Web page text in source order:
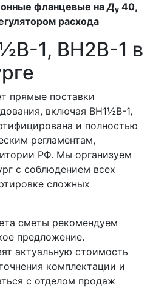
фланцевые наДу 40,
расхода
1, ВН2В-1 в
прямые поставки
включая ВН1½В-1,
и полностью
регламентам,
РФ. Мы организуем
с соблюдением всех
сложных
сметы рекомендуем
предложение.
актуальную стоимость
комплектации и
с отделом продаж